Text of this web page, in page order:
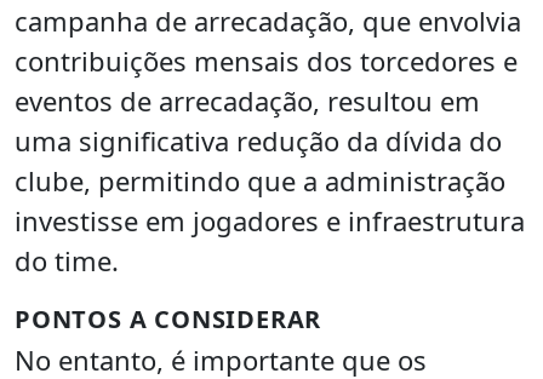
campanha de arrecadação, que envolvia
contribuições mensais dos torcedores e
eventos de arrecadação, resultou em
uma significativa redução da dívida do
clube, permitindo que a administração
investisse em jogadores e infraestrutura
do time.
PONTOS A CONSIDERAR
No entanto, é importante que os